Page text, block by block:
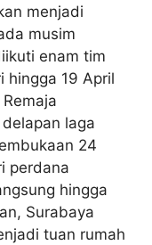
menjadi
musim
enam tim
hingga 19 April
laga
24
perdana
hingga
Surabaya
tuan rumah